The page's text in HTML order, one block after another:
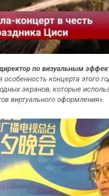
по визуальным
особенность концерта этого
экранов, которые
виртуального оформления».